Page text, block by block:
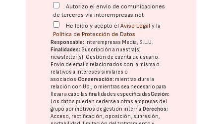
Autorizo el envío de comunicaciones
de terceros vía interempresas.net
He leído y acepto elAviso Legal y la
Política de Protección de Datos
Responsable: Interempresas Media, S.L.U.
Finalidades: Suscripción a nuestra(s)
newsletter(s). Gestión de cuenta de usuario.
Envío de emails relacionados con la misma o
relativos a intereses similares o
asociados.Conservación: mientras dure la
relación con Ud., o mientras sea necesario para
llevar a cabo las finalidades especificadasCesión:
Los datos pueden cederse a otras empresas del
grupo por motivos de gestión interna.Derechos:
Acceso, rectificación, oposición, supresión,